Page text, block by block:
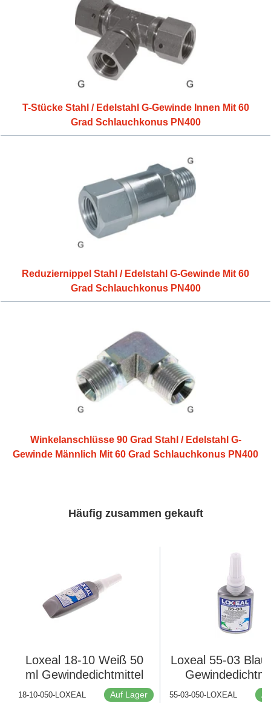
T-Stücke Stahl / Edelstahl G-Gewinde Innen Mit 60
Grad Schlauchkonus PN400
Reduziernippel Stahl / Edelstahl G-Gewinde Mit 60
Grad Schlauchkonus PN400
Winkelanschlüsse 90 Grad Stahl / Edelstahl G-
Gewinde Männlich Mit 60 Grad Schlauchkonus PN400
Häufig zusammen gekauft
Loxeal 18-10 Weiß 50
ml Gewindedichtmittel
18-10-050-LOXEAL Auf Lager
Loxeal 55-03 Blau
55-03-050-LOXEAL